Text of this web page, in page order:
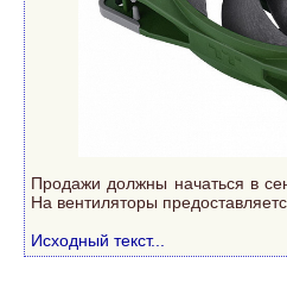
Продажи должны начаться в
На вентиляторы
Исходный текст...